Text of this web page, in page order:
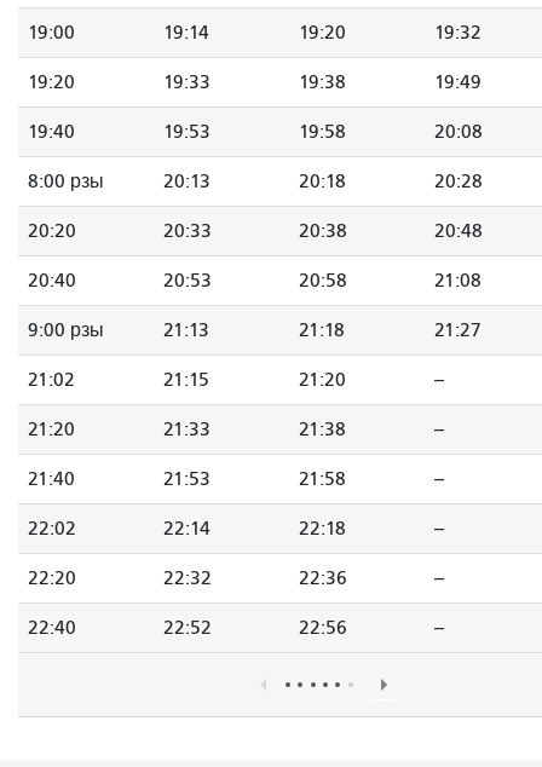
19:00 19:14 19:20 19:32
19:20 19:33 19:38 19:49
19:40 19:53 19:58 20:08
8:00 рзы 20:13 20:18 20:28
20:20 20:33 20:38 20:48
20:40 20:53 20:58 21:08
9:00 рзы 21:13 21:18 21:27
21:02 21:15 21:20 --
21:20 21:33 21:38 --
21:40 21:53 21:58 --
22:02 22:14 22:18 --
22:20 22:32 22:36 --
22:40 22:52 22:56 --